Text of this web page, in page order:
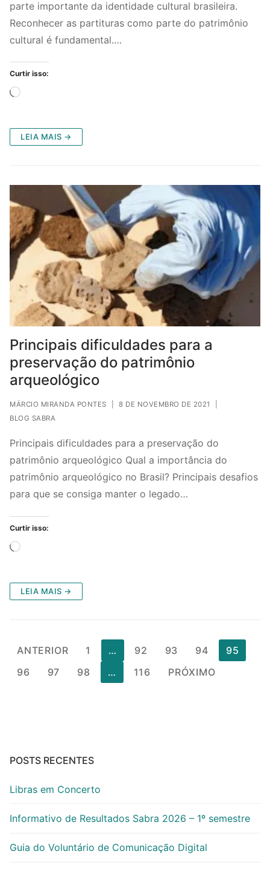
parte importante da identidade cultural brasileira.
Reconhecer as partituras como parte do patrimônio
cultural é fundamental.…
Curtir isso:
Carregando...
LEIA MAIS →
Principais dificuldades para a
preservação do patrimônio
arqueológico
MÁRCIO MIRANDA PONTES 8 DE NOVEMBRO DE 2021
BLOG SABRA
Principais dificuldades para a preservação do
patrimônio arqueológico Qual a importância do
patrimônio arqueológico no Brasil? Principais desafios
para que se consiga manter o legado…
Curtir isso:
Carregando...
LEIA MAIS →
Paginação
de
ANTERIOR 1 … 92 93 94
95
96
97 98 … 116 PRÓXIMO
POSTS RECENTES
Libras em Concerto
Informativo de Resultados Sabra 2026 – 1º semestre
Guia do Voluntário de Comunicação Digital